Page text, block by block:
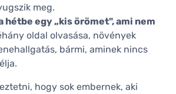
meg.
hétbe egy „kis örömet", ami nem
oldal olvasása, növények
bármi, aminek nincs
hogy sok embernek, aki